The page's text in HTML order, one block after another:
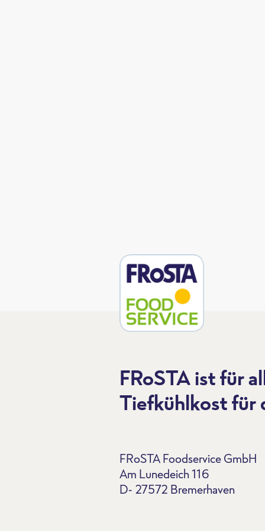
FRoSTA ist für
Tiefkühlkost für
FRoSTA Foodservice GmbH
Am Lunedeich 116
D- 27572 Bremerhaven